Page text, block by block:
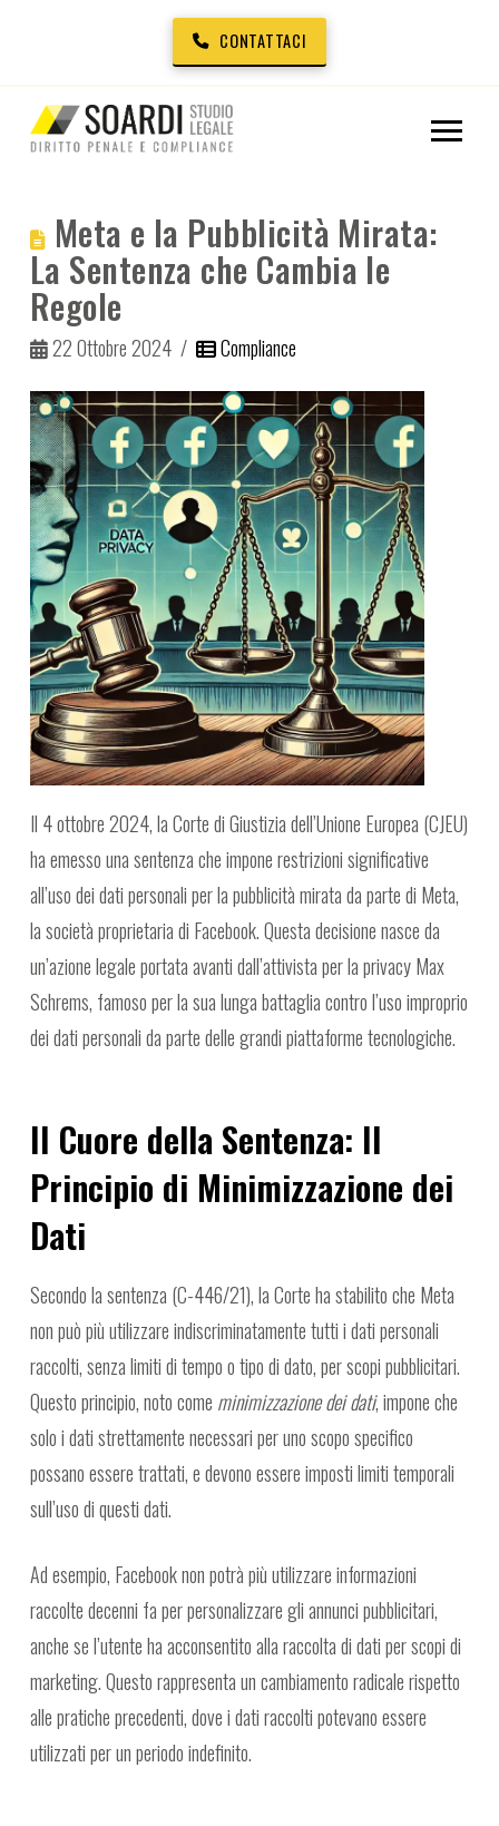
CONTATTACI
Meta e la Pubblicità Mirata:
La Sentenza che Cambia le
Regole
22 Ottobre 2024 Compliance
Il 4 ottobre 2024, la Corte di Giustizia dell’Unione Europea (CJEU)
ha emesso una sentenza che impone restrizioni significative
all’uso dei dati personali per la pubblicità mirata da parte di Meta,
la società proprietaria di Facebook. Questa decisione nasce da
un’azione legale portata avanti dall’attivista per la privacy Max
Schrems, famoso per la sua lunga battaglia contro l’uso improprio
dei dati personali da parte delle grandi piattaforme tecnologiche.
Il Cuore della Sentenza: Il
Principio di Minimizzazione dei
Dati
Secondo la sentenza (C-446/21), la Corte ha stabilito che Meta
non può più utilizzare indiscriminatamente tutti i dati personali
raccolti, senza limiti di tempo o tipo di dato, per scopi pubblicitari.
Questo principio, noto come minimizzazione dei dati, impone che
solo i dati strettamente necessari per uno scopo specifico
possano essere trattati, e devono essere imposti limiti temporali
sull’uso di questi dati.
Ad esempio, Facebook non potrà più utilizzare informazioni
raccolte decenni fa per personalizzare gli annunci pubblicitari,
anche se l’utente ha acconsentito alla raccolta di dati per scopi di
marketing. Questo rappresenta un cambiamento radicale rispetto
alle pratiche precedenti, dove i dati raccolti potevano essere
utilizzati per un periodo indefinito.